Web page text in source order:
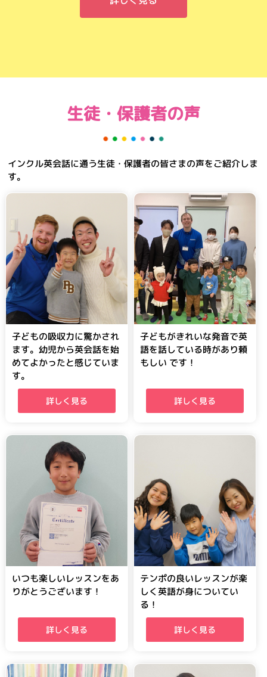
生徒・保護者の声
インクル英会話に通う生徒・保護者の皆さまの声をご紹介しま
す。
子どもの吸収力に驚かされ
ます。幼児から英会話を始
めてよかったと感じていま
す。
詳しく見る
子どもがきれいな発音で英
語を話している時があり頼
もしい です！
詳しく見る
いつも楽しいレッスンをあ
りがとうございます！
詳しく見る
テンポの良いレッスンが楽
しく英語が身についてい
る！
詳しく見る